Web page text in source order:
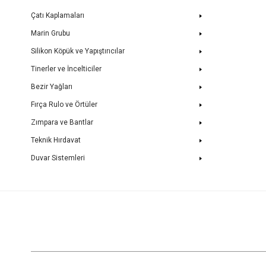
Çatı Kaplamaları
Marin Grubu
Silikon Köpük ve Yapıştırıcılar
Tinerler ve İncelticiler
Bezir Yağları
Fırça Rulo ve Örtüler
Zımpara ve Bantlar
Teknik Hırdavat
Duvar Sistemleri